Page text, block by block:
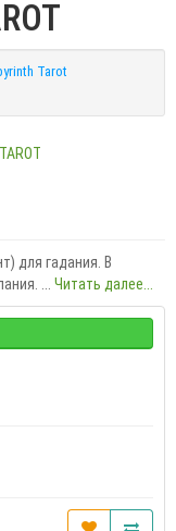
Tarot
для гадания. В
... Читать далее...